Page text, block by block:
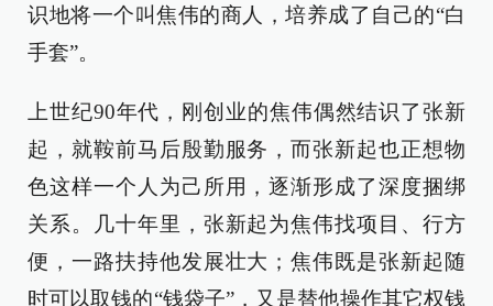
识地将一个叫焦伟的商人，培养成了自己的“白
手套”。
上世纪90年代，刚创业的焦伟偶然结识了张新
起，就鞍前马后殷勤服务，而张新起也正想物
色这样一个人为己所用，逐渐形成了深度捆绑
关系。几十年里，张新起为焦伟找项目、行方
便，一路扶持他发展壮大；焦伟既是张新起随
时可以取钱的“钱袋子”，又是替他操作其它权钱